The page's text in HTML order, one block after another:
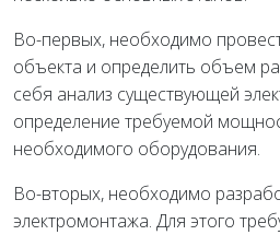
Во-первых, необходимо
объекта и определить объем
себя анализ существующей
определение требуемой
необходимого оборудования.
Во-вторых, необходимо
электромонтажа. Для этого